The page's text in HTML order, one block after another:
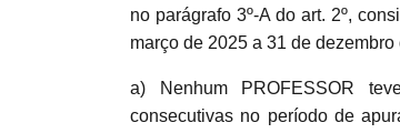
no parágrafo 3º-A do art. 2º,
março de 2025 a 31 de
a) Nenhum PROFESSOR
consecutivas no período de